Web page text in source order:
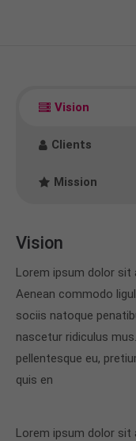
Vision
Clients
Mission
Vision
Lorem ipsum dolor sit
Aenean commodo
sociis natoque
nascetur ridiculus
pellentesque eu,
quis en
Lorem ipsum dolor sit